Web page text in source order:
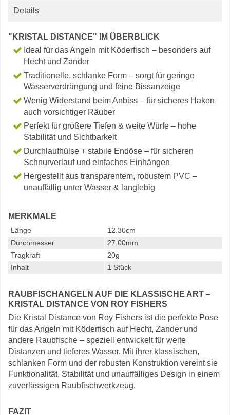
Details
"KRISTAL DISTANCE" IM ÜBERBLICK
Ideal für das Angeln mit Köderfisch – besonders auf
Hecht und Zander
Traditionelle, schlanke Form – sorgt für geringe
Wasserverdrängung und feine Bissanzeige
Wenig Widerstand beim Anbiss – für sicheres Haken
auch vorsichtiger Räuber
Perfekt für größere Tiefen & weite Würfe – hohe
Stabilität und Sichtbarkeit
Durchlaufhülse + stabile Endöse – für sicheren
Schnurverlauf und einfaches Einhängen
Hergestellt aus transparentem, robustem PVC –
unauffällig unter Wasser & langlebig
MERKMALE
Länge
12.30cm
Durchmesser
27.00mm
Tragkraft
20g
Inhalt
1 Stück
RAUBFISCHANGELN AUF DIE KLASSISCHE ART –
KRISTAL DISTANCE VON ROY FISHERS
Die Kristal Distance von Roy Fishers ist die perfekte Pose
für das Angeln mit Köderfisch auf Hecht, Zander und
andere Raubfische – speziell entwickelt für weite
Distanzen und tieferes Wasser. Mit ihrer klassischen,
schlanken Form und der robusten Konstruktion vereint sie
Funktionalität, Stabilität und unauffälliges Design in einem
zuverlässigen Raubfischwerkzeug.
FAZIT